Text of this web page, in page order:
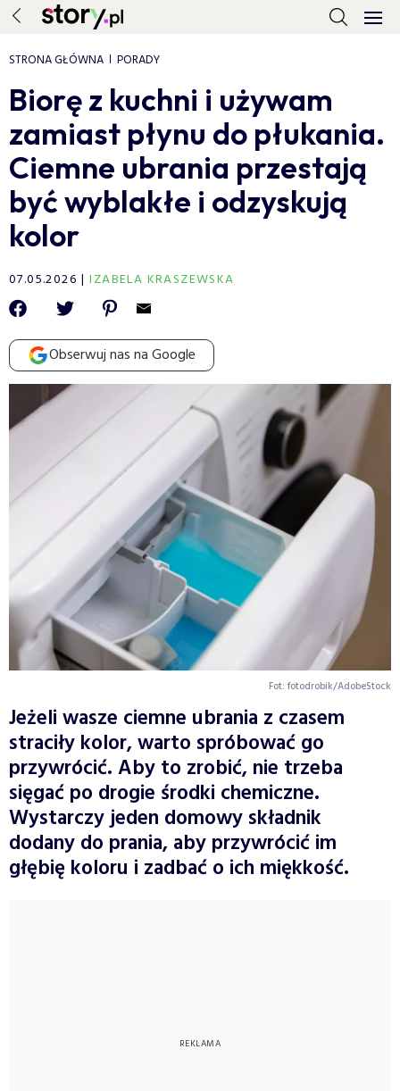
STRONA GŁÓWNA PORADY
Biorę z kuchni i używam
zamiast płynu do płukania.
Ciemne ubrania przestają
być wyblakłe i odzyskują
kolor
07.05.2026 IZABELA KRASZEWSKA
Obserwuj nas na Google
Fot: fotodrobik/AdobeStock
Jeżeli wasze ciemne ubrania z czasem
straciły kolor, warto spróbować go
przywrócić. Aby to zrobić, nie trzeba
sięgać po drogie środki chemiczne.
Wystarczy jeden domowy składnik
dodany do prania, aby przywrócić im
głębię koloru i zadbać o ich miękkość.